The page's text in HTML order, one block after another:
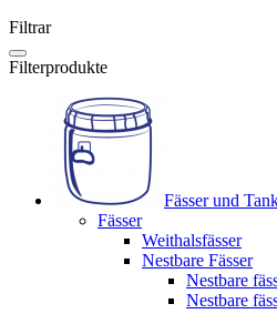
Filtrar
Filterprodukte
Fässer und
Fässer
Weithalsfässer
Nestbare Fässer
Nestbare
Nestbare